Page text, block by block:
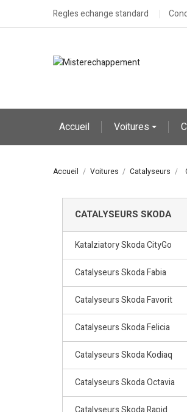
Regles echange standard
Accueil Voitures
Accueil Voitures Catalyseurs
CATALYSEURS SKODA
Katalziatory Skoda CityGo
Catalyseurs Skoda Fabia
Catalyseurs Skoda Favorit
Catalyseurs Skoda Felicia
Catalyseurs Skoda Kodiaq
Catalyseurs Skoda Octavia